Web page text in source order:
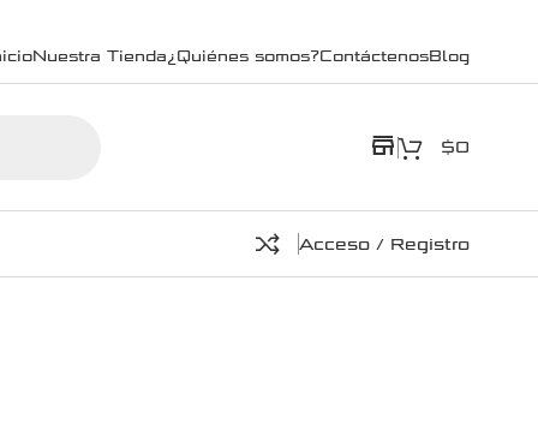
Nuestra Tienda¿Quiénes somos?ContáctenosBlog
store $0
Acceso / Registro